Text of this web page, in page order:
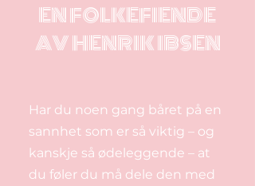
EN FOLKEFIENDE
AV HENRIK IBSEN
Har du noen gang båret på en
sannhet som er så viktig – og
kanskje så ødeleggende – at
du føler du må dele den med